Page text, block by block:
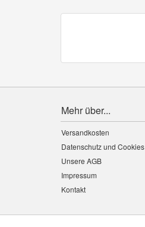
Mehr über...
Versandkosten
Datenschutz und Cookies
Unsere AGB
Impressum
Kontakt